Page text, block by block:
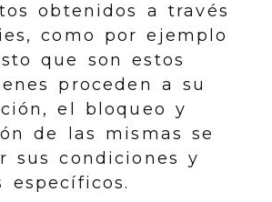
obtenidos a través
como por ejemplo
que son estos
proceden a su
el bloqueo y
de las mismas se
sus condiciones y
específicos.